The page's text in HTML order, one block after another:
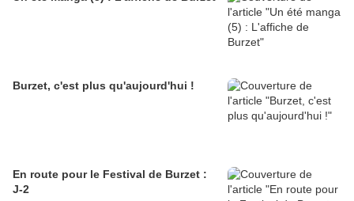
Burzet, c'est plus qu'aujourd'hui !
En route pour le Festival de Burzet :
J-2